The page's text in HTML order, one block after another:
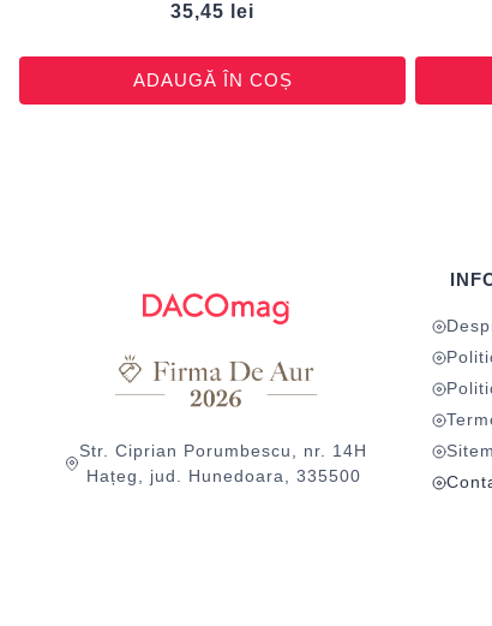
35,45 lei
ADAUGĂ ÎN COȘ
Str. Ciprian Porumbescu, nr. 14H
Hațeg, jud. Hunedoara, 335500